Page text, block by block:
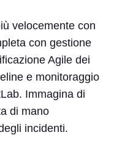
velocemente con
con gestione
Agile dei
e monitoraggio
Immagina di
di mano
incidenti.